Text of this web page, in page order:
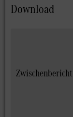
Download